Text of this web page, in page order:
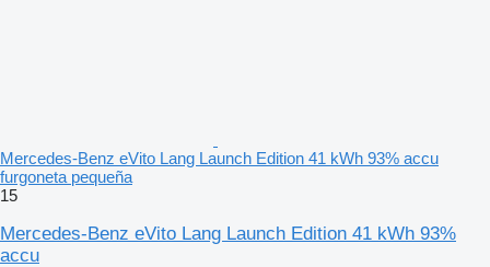
Mercedes-Benz eVito Lang Launch Edition 41 kWh 93% accu
furgoneta pequeña
15
Mercedes-Benz eVito Lang Launch Edition 41 kWh 93%
accu